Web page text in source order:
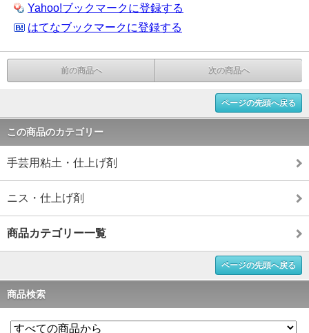
Yahoo!ブックマークに登録する
はてなブックマークに登録する
前の商品へ 次の商品へ
ページの先頭へ戻る
この商品のカテゴリー
手芸用粘土・仕上げ剤
ニス・仕上げ剤
商品カテゴリー一覧
ページの先頭へ戻る
商品検索